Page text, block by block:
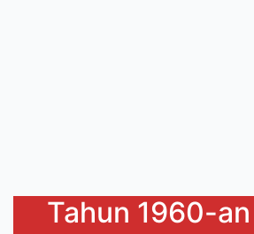
Tahun 1960-